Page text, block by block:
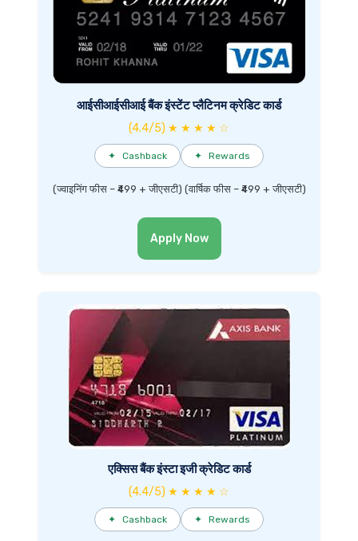
आईसीआईसीआई बैंक इंस्टेंट प्लैटिनम क्रेडिट कार्ड
(4.4/5) ★ ★ ★ ★ ☆
✦ Cashback ✦ Rewards
(ज्वाइनिंग फीस – ₹499 + जीएसटी) (वार्षिक फीस – ₹499 + जीएसटी)
Apply Now
एक्सिस बैंक इंस्टा इजी क्रेडिट कार्ड
(4.4/5) ★ ★ ★ ★ ☆
✦ Cashback ✦ Rewards